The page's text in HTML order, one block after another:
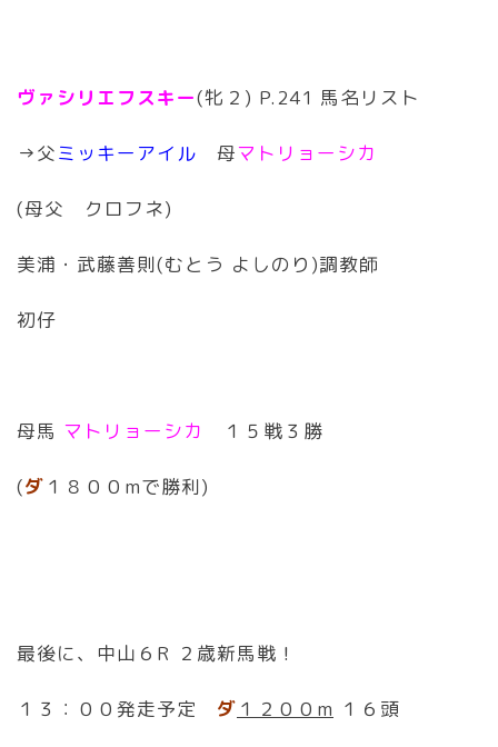
ヴァシリエフスキー(牝２) P.241 馬名リスト
→父ミッキーアイル 母マトリョーシカ
(母父 クロフネ)
美浦・武藤善則(むとう よしのり)調教師
初仔
母馬 マトリョーシカ １５戦３勝
(ダ １８００mで勝利)
最後に、中山６R ２歳新馬戦！
１３：００発走予定 ダ １２００m １６頭